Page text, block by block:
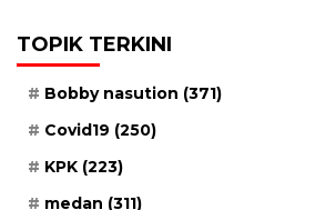
TOPIK TERKINI
Bobby nasution (371)
Covid19 (250)
KPK (223)
medan (311)